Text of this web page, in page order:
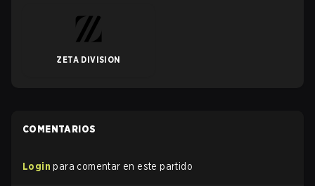
ZETA DIVISION
COMENTARIOS
Login para comentar en este partido